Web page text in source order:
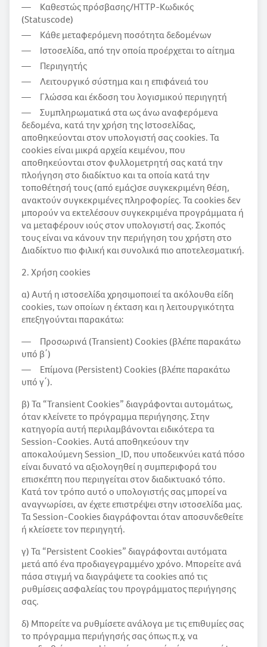
Καθεστώς πρόσβασης/HTTP-Κωδικός
(Statuscode)
Κάθε μεταφερόμενη ποσότητα δεδομένων
Ιστοσελίδα, από την οποία προέρχεται το αίτημα
Περιηγητής
Λειτουργικό σύστημα και η επιφάνειά του
Γλώσσα και έκδοση του λογισμικού περιηγητή
Συμπληρωματικά στα ως άνω αναφερόμενα
δεδομένα, κατά την χρήση της Ιστοσελίδας,
αποθηκεύονται στον υπολογιστή σας cookies. Τα
cookies είναι μικρά αρχεία κειμένου, που
αποθηκεύονται στον φυλλομετρητή σας κατά την
πλοήγηση στο διαδίκτυο και τα οποία κατά την
τοποθέτησή τoυς (από εμάς)σε συγκεκριμένη θέση,
ανακτούν συγκεκριμένες πληροφορίες. Τα cookies δεν
μπορούν να εκτελέσουν συγκεκριμένα προγράμματα ή
να μεταφέρουν ιούς στον υπολογιστή σας. Σκοπός
τους είναι να κάνουν την περιήγηση του χρήστη στο
Διαδίκτυο πιο φιλική και συνολικά πιο αποτελεσματική.
2. Χρήση cookies
α) Αυτή η ιστοσελίδα χρησιμοποιεί τα ακόλουθα είδη
cookies, των οποίων η έκταση και η λειτουργικότητα
επεξηγούνται παρακάτω:
Προσωρινά (Transient) Cookies (βλέπε παρακάτω
υπό β΄)
Επίμονα (Persistent) Cookies (βλέπε παρακάτω
υπό γ΄).
β) Τα “Transient Cookies” διαγράφονται αυτομάτως,
όταν κλείνετε το πρόγραμμα περιήγησης. Στην
κατηγορία αυτή περιλαμβάνονται ειδικότερα τα
Session-Cookies. Αυτά αποθηκεύουν την
αποκαλούμενη Session_ID, που υποδεικνύει κατά πόσο
είναι δυνατό να αξιολογηθεί η συμπεριφορά του
επισκέπτη που περιηγείται στον διαδικτυακό τόπο.
Κατά τον τρόπο αυτό ο υπολογιστής σας μπορεί να
αναγνωρίσει, αν έχετε επιστρέψει στην ιστοσελίδα μας.
Τα Session-Cookies διαγράφονται όταν αποσυνδεθείτε
ή κλείσετε τον περιηγητή.
γ) Τα “Persistent Cookies” διαγράφονται αυτόματα
μετά από ένα προδιαγεγραμμένο χρόνο. Μπορείτε ανά
πάσα στιγμή να διαγράψετε τα cookies από τις
ρυθμίσεις ασφαλείας του προγράμματος περιήγησης
σας.
δ) Μπορείτε να ρυθμίσετε ανάλογα με τις επιθυμίες σας
το πρόγραμμα περιήγησής σας όπως π.χ. να